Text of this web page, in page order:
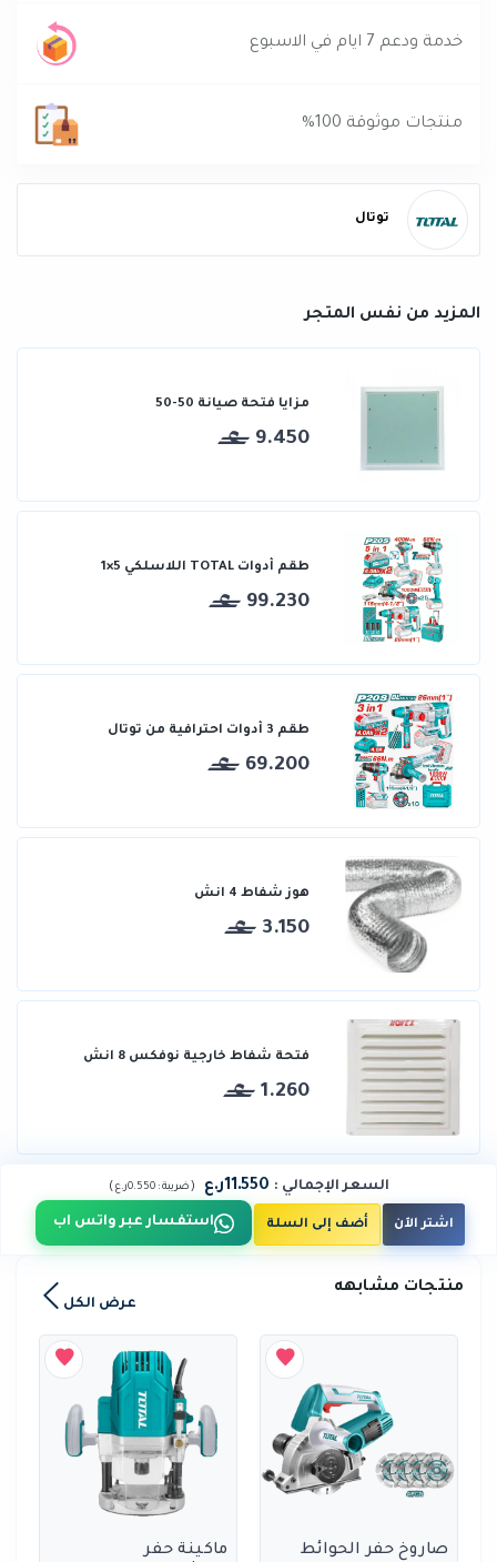
خدمة ودعم 7 ايام في الاسبوع
منتجات موثوقة 100%
توتال
المزيد من نفس المتجر
مزايا فتحة صيانة 50-50
9.450
طقم أدوات TOTAL اللاسلكي 5×1
99.230
طقم 3 أدوات احترافية من توتال
69.200
هوز شفاط 4 انش
3.150
فتحة شفاط خارجية نوفكس 8 انش
1.260
السعر الإجمالي : 11.550ر.ع (ضريبة :0.550ر.ع )
اشتر الآن أضف إلى السلة استفسار عبر واتس اب
منتجات مشابهه
عرض الكل
صاروخ حفر الحوائط
ماكينة حفر